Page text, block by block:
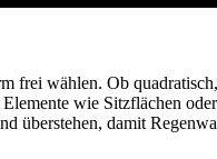
frei wählen. Ob
wie Sitzflächen
überstehen, damit